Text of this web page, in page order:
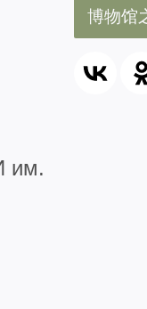
им.
博物馆